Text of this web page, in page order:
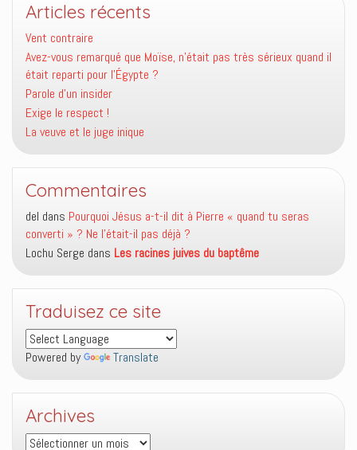
Articles récents
Vent contraire
Avez-vous remarqué que Moïse, n’était pas très sérieux quand il
était reparti pour l’Égypte ?
Parole d’un insider
Exige le respect !
La veuve et le juge inique
Commentaires
del dans Pourquoi Jésus a-t-il dit à Pierre « quand tu seras
converti » ? Ne l’était-il pas déjà ?
Lochu Serge dans Les racines juives du baptême
Traduisez ce site
Powered by Translate
Archives
Archives